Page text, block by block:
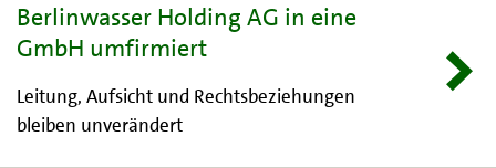
Berlinwasser Holding AG in eine
GmbH umfirmiert
Leitung, Aufsicht und Rechtsbeziehungen
bleiben unverändert